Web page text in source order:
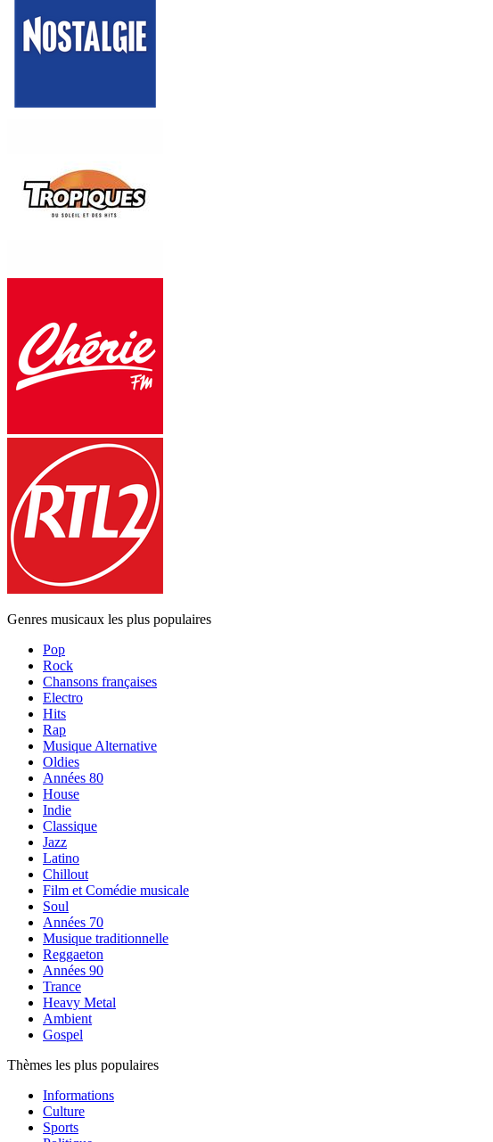
Genres musicaux les plus populaires
Pop
Rock
Chansons françaises
Electro
Hits
Rap
Musique Alternative
Oldies
Années 80
House
Indie
Classique
Jazz
Latino
Chillout
Film et Comédie musicale
Soul
Années 70
Musique traditionnelle
Reggaeton
Années 90
Trance
Heavy Metal
Ambient
Gospel
Thèmes les plus populaires
Informations
Culture
Sports